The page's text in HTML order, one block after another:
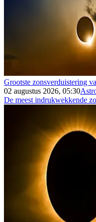
Grootste zonsverduistering
02 augustus 2026, 05:30
De meest indrukwekkende